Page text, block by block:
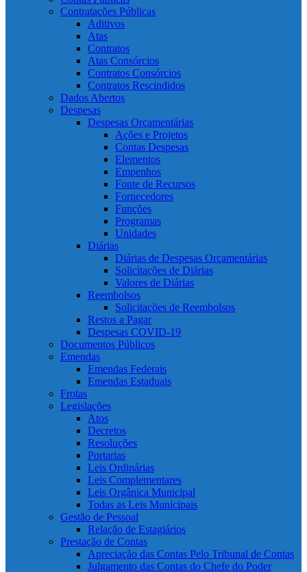
Contratações Públicas
Aditivos
Atas
Contratos
Atas Consórcios
Contratos Consórcios
Contratos Rescindidos
Dados Abertos
Despesas
Despesas Orçamentárias
Ações e Projetos
Contas Despesas
Elementos
Empenhos
Fonte de Recursos
Fornecedores
Funções
Programas
Unidades
Diárias
Diárias de Despesas Orçamentárias
Solicitações de Diárias
Valores de Diárias
Reembolsos
Solicitações de Reembolsos
Restos a Pagar
Despesas COVID-19
Documentos Públicos
Emendas
Emendas Federais
Emendas Estaduais
Frotas
Legislações
Atos
Decretos
Resoluções
Portarias
Leis Ordinárias
Leis Complementares
Leis Orgânica Municipal
Todas as Leis Municipais
Gestão de Pessoal
Relação de Estagiários
Prestação de Contas
Apreciação das Contas Pelo Tribunal de Contas
Julgamento das Contas do Chefe do Poder